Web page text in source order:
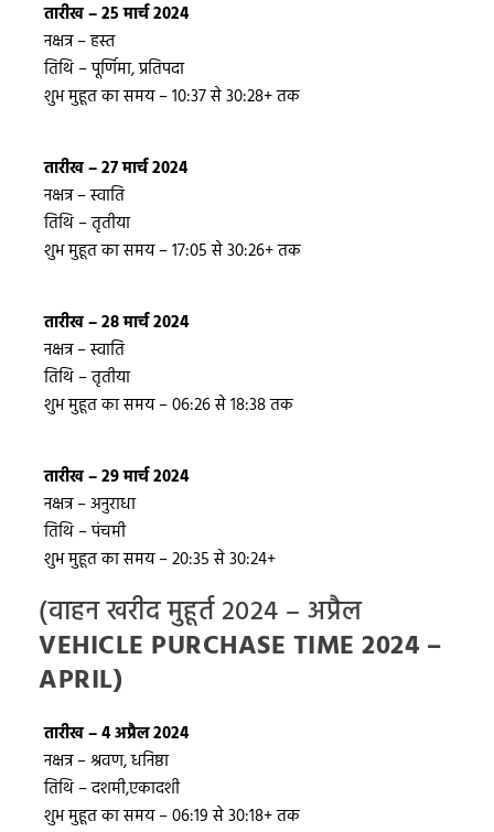
तारीख – 25 मार्च 2024
नक्षत्र – हस्त
तिथि – पूर्णिमा, प्रतिपदा
शुभ मुहूत का समय – 10:37 से 30:28+ तक
तारीख – 27 मार्च 2024
नक्षत्र – स्वाति
तिथि – तृतीया
शुभ मुहूत का समय – 17:05 से 30:26+ तक
तारीख – 28 मार्च 2024
नक्षत्र – स्वाति
तिथि – तृतीया
शुभ मुहूत का समय – 06:26 से 18:38 तक
तारीख – 29 मार्च 2024
नक्षत्र – अनुराधा
तिथि – पंचमी
शुभ मुहूत का समय – 20:35 से 30:24+
(वाहन खरीद मुहूर्त 2024 – अप्रैल
VEHICLE PURCHASE TIME 2024 –
APRIL)
तारीख – 4 अप्रैल 2024
नक्षत्र – श्रवण, धनिष्ठा
तिथि – दशमी,एकादशी
शुभ मुहूत का समय – 06:19 से 30:18+ तक